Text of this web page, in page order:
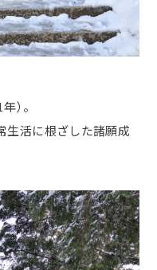
年）。
生活に根ざした諸願成